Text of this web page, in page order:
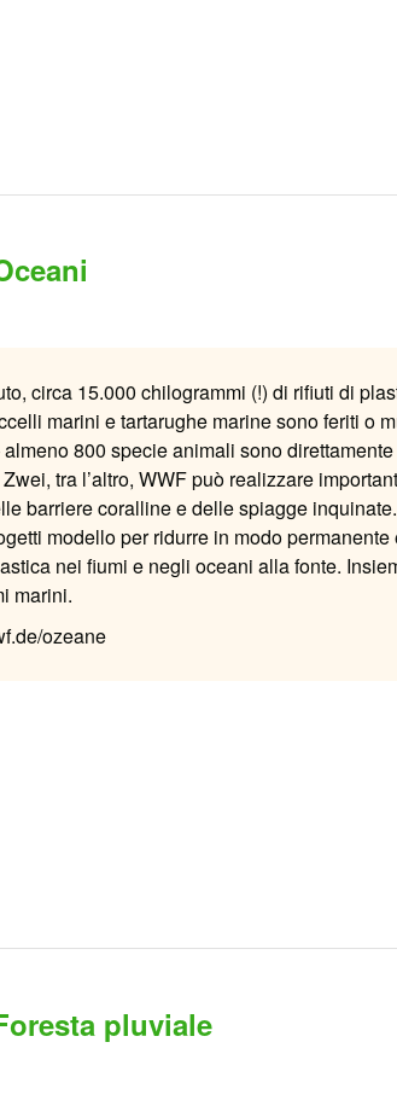
circa 15.000 chilogrammi (!) di rifiuti di
marini e tartarughe marine sono feriti o
800 specie animali sono
tra l’altro, WWF può realizzare
barriere coralline e delle spiagge
modello per ridurre in modo
nei fiumi e negli oceani alla fonte.
marini.
ozeane
pluviale